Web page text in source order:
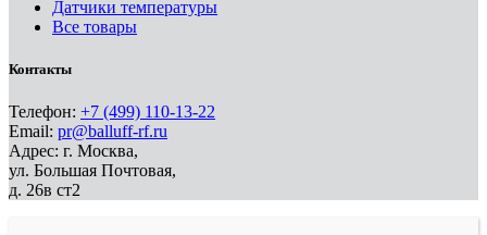
Датчики температуры
Все товары
Контакты
Телефон: +7 (499) 110-13-22
Email: pr@balluff-rf.ru
Адрес: г. Москва,
ул. Большая Почтовая,
д. 26в ст2